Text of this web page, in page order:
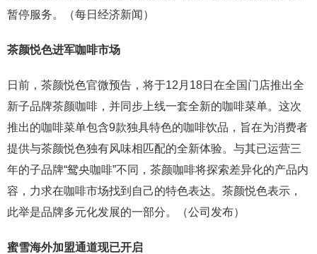
暂停服务。（每日经济新闻）
茶颜悦色进军咖啡市场
日前，茶颜悦色官微预告，将于12月18日在全国门店推出全
新子品牌茶颜咖啡，并同步上线一套全新的咖啡菜单。这次
推出的咖啡菜单包含9款独具特色的咖啡饮品，旨在为消费者
提供与茶颜悦色独有风味相匹配的全新体验。与其已运营三
年的子品牌“鸳央咖啡”不同，茶颜咖啡将探索差异化的产品内
容，力求在咖啡市场找到自己的特色表达。茶颜悦色表示，
此举是品牌多元化发展的一部分。（公司发布）
蜜雪海外加盟通道现已开启